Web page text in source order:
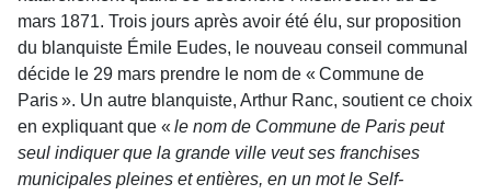
mars 1871. Trois jours après avoir été élu, sur proposition
du blanquiste Émile Eudes, le nouveau conseil communal
décide le 29 mars prendre le nom de « Commune de
Paris ». Un autre blanquiste, Arthur Ranc, soutient ce choix
en expliquant que « le nom de Commune de Paris peut
seul indiquer que la grande ville veut ses franchises
municipales pleines et entières, en un mot le Self-